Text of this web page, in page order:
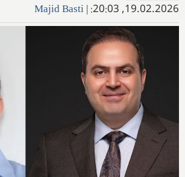
19.02.2026, 20:03:
|
Majid Basti